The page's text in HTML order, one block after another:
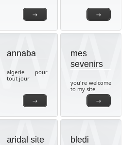
→
→
→
annaba
algerie pour
tout jour
→
mes
sevenirs
you're welcome
to my site
aridal site
bledi